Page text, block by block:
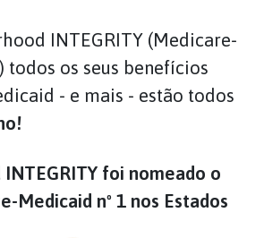
INTEGRITY (Medicare-
todos os seus benefícios
- e mais - estão todos
foi nomeado o
Medicaid nº 1 nos Estados